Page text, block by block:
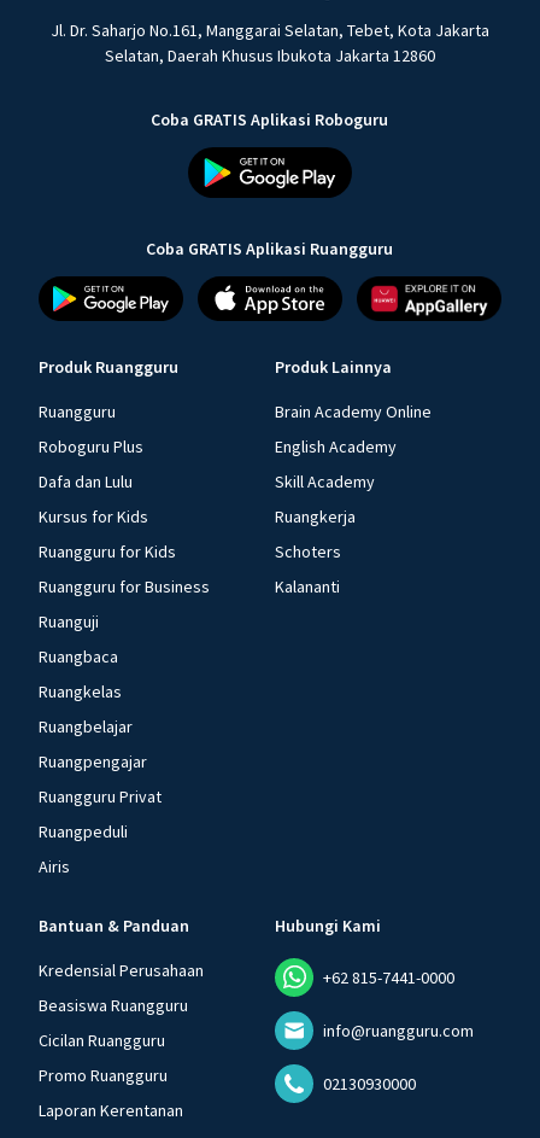
Jl. Dr. Saharjo No.161, Manggarai Selatan, Tebet, Kota Jakarta
Selatan, Daerah Khusus Ibukota Jakarta 12860
Coba GRATIS Aplikasi Roboguru
Coba GRATIS Aplikasi Ruangguru
Produk Ruangguru
Ruangguru
Roboguru Plus
Dafa dan Lulu
Kursus for Kids
Ruangguru for Kids
Ruangguru for Business
Ruanguji
Ruangbaca
Ruangkelas
Ruangbelajar
Ruangpengajar
Ruangguru Privat
Ruangpeduli
Airis
Produk Lainnya
Brain Academy Online
English Academy
Skill Academy
Ruangkerja
Schoters
Kalananti
Bantuan & Panduan
Kredensial Perusahaan
Beasiswa Ruangguru
Cicilan Ruangguru
Promo Ruangguru
Laporan Kerentanan
Hubungi Kami
+62 815-7441-0000
info@ruangguru.com
02130930000